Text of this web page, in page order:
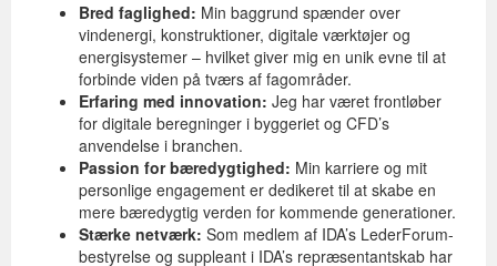
Bred faglighed: Min baggrund spænder over
vindenergi, konstruktioner, digitale værktøjer og
energisystemer – hvilket giver mig en unik evne til at
forbinde viden på tværs af fagområder.
Erfaring med innovation: Jeg har været frontløber
for digitale beregninger i byggeriet og CFD’s
anvendelse i branchen.
Passion for bæredygtighed: Min karriere og mit
personlige engagement er dedikeret til at skabe en
mere bæredygtig verden for kommende generationer.
Stærke netværk: Som medlem af IDA’s LederForum-
bestyrelse og suppleant i IDA’s repræsentantskab har